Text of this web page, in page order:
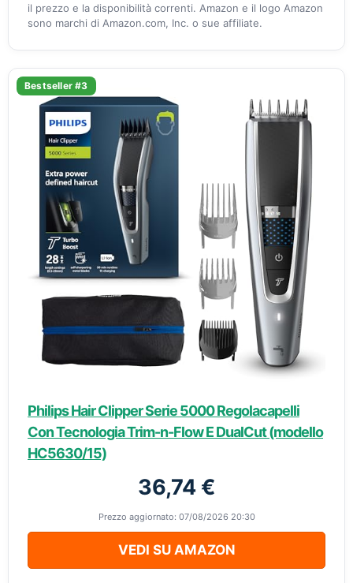
il prezzo e la disponibilità correnti. Amazon e il logo Amazon
sono marchi di Amazon.com, Inc. o sue affiliate.
Bestseller #3
Philips Hair Clipper Serie 5000 Regolacapelli
Con Tecnologia Trim-n-Flow E DualCut (modello
HC5630/15)
36,74 €
Prezzo aggiornato: 07/08/2026 20:30
VEDI SU AMAZON